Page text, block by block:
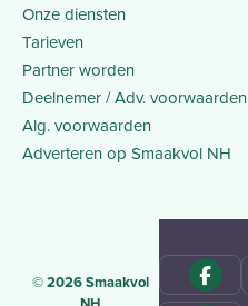
Onze diensten
Tarieven
Partner worden
Deelnemer / Adv. voorwaarden
Alg. voorwaarden
Adverteren op Smaakvol NH
© 2026 Smaakvol